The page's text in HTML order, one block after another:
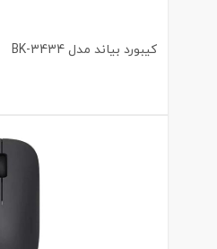
کیبورد بیاند مدل BK-3434